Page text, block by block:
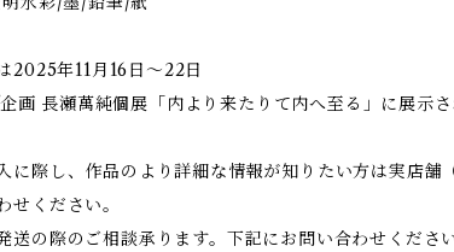
2025年11月16日～22日
画 長瀬萬純個展「内より来たりて内へ至る」に展示さ
に際し、作品のより詳細な情報が知りたい方は実店
せください。
送の際のご相談承ります。下記にお問い合わせください